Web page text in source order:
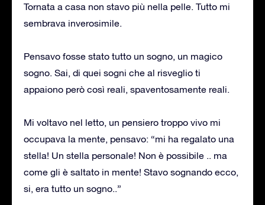
Tornata a casa non stavo più nella pelle. Tutto mi
sembrava inverosimile.
Pensavo fosse stato tutto un sogno, un magico
sogno. Sai, di quei sogni che al risveglio ti
appaiono però così reali, spaventosamente reali.
Mi voltavo nel letto, un pensiero troppo vivo mi
occupava la mente, pensavo: “mi ha regalato una
stella! Un stella personale! Non è possibile .. ma
come gli è saltato in mente! Stavo sognando ecco,
si, era tutto un sogno..”